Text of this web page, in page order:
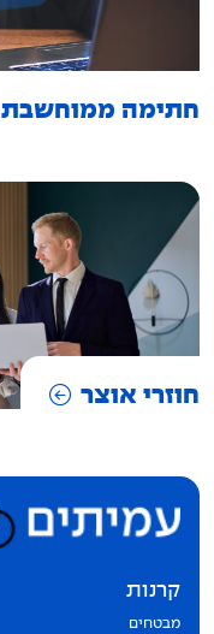
חתימה ממוחשבת
חוזרי אוצר
קרנות
מבטחים